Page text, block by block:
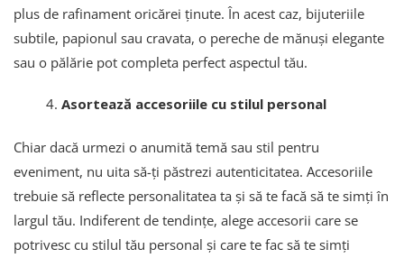
plus de rafinament oricărei ținute. În acest caz, bijuteriile
subtile, papionul sau cravata, o pereche de mănuși elegante
sau o pălărie pot completa perfect aspectul tău.
Asortează accesoriile cu stilul personal
Chiar dacă urmezi o anumită temă sau stil pentru
eveniment, nu uita să-ți păstrezi autenticitatea. Accesoriile
trebuie să reflecte personalitatea ta și să te facă să te simți în
largul tău. Indiferent de tendințe, alege accesorii care se
potrivesc cu stilul tău personal și care te fac să te simți